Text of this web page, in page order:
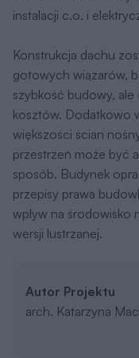
instalacji c.o. i
Konstrukcja dachu
gotowych wiązarów,
szybkość budowy, ale
kosztów. Dodatkowo
większości ścian
przestrzeń może być
sposób. Budynek
przepisy prawa
wpływ na środowisko
wersji lustrzanej.
Autor Projektu
arch. Katarzyna